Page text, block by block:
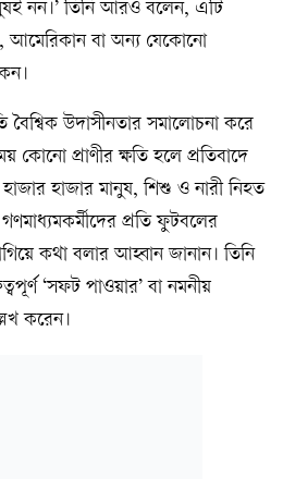
নন।’ তিনি আরও বলেন, এটি
বা অন্য যেকোনো
বৈশ্বিক উদাসীনতার সমালোচনা করে
কোনো প্রাণীর ক্ষতি হলে প্রতিবাদে
হাজার মানুষ, শিশু ও নারী নিহত
প্রতি ফুটবলের
কথা বলার আহ্বান জানান। তিনি
‘সফট পাওয়ার’ বা নমনীয়
করেন।